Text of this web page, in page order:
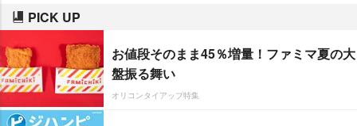
PICK UP
お値段そのまま45％増量！ファミマ夏の大
盤振る舞い
オリコンタイアップ特集